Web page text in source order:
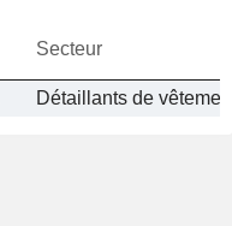
Secteur